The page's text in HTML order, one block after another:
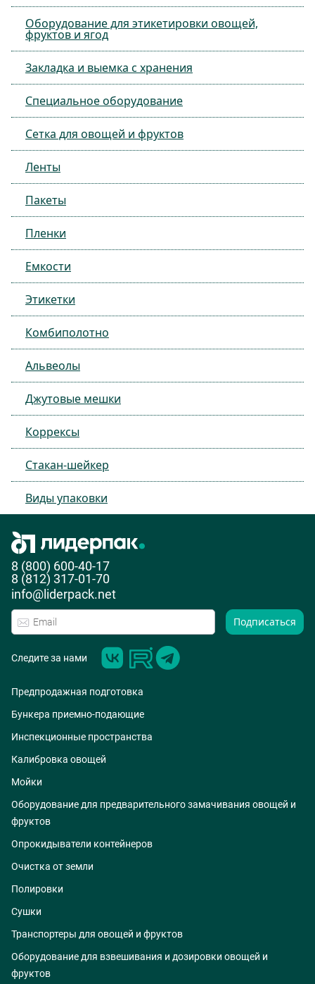
Оборудование для этикетировки овощей,
фруктов и ягод
Закладка и выемка с хранения
Специальное оборудование
Сетка для овощей и фруктов
Ленты
Пакеты
Пленки
Емкости
Этикетки
Комбиполотно
Альвеолы
Джутовые мешки
Коррексы
Стакан-шейкер
Виды упаковки
8 (800) 600-40-17
8 (812) 317-01-70
info@liderpack.net
Подписаться
Следите за нами
Предпродажная подготовка
Бункера приемно-подающие
Инспекционные пространства
Калибровка овощей
Мойки
Оборудование для предварительного замачивания овощей и
фруктов
Опрокидыватели контейнеров
Очистка от земли
Полировки
Сушки
Транспортеры для овощей и фруктов
Оборудование для взвешивания и дозировки овощей и
фруктов